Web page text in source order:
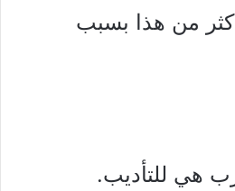
من هذا بسبب